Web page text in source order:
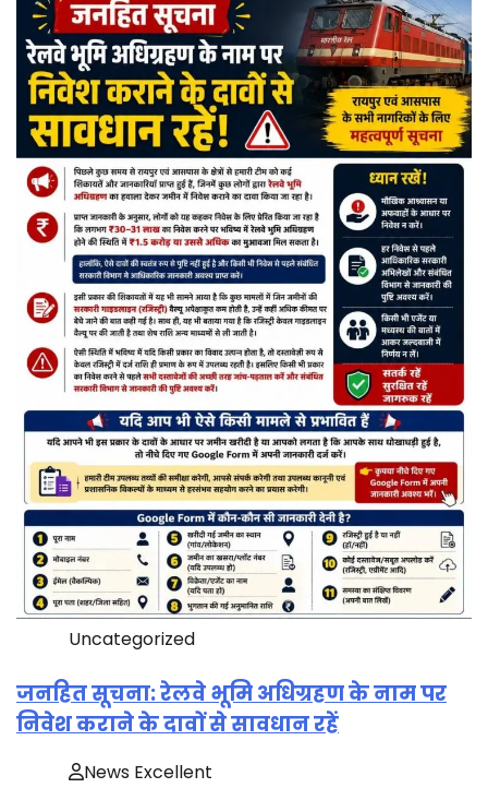
Uncategorized
जनहित सूचना: रेलवे भूमि अधिग्रहण के नाम पर
निवेश कराने के दावों से सावधान रहें
News Excellent